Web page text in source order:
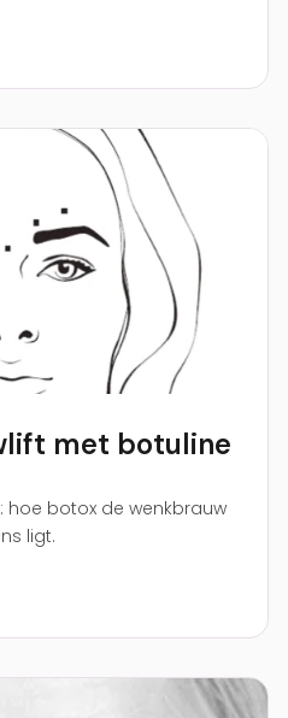
met botuline
hoe botox de wenkbrauw
ligt.